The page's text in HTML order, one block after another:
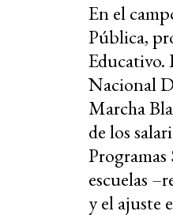
En el
Pública,
Educativo.
Nacional
Marcha
de los
Programas
escuelas
y el ajuste